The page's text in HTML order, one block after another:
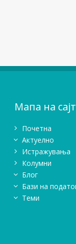
Мапа на
Почетна
Актуелно
Истражувањa
Колумни
Блог
Бази на
Теми